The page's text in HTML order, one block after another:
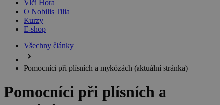
Vlčí Hora
O Nobilis Tilia
Kurzy
E-shop
Všechny články
Pomocníci při plísních a mykózách (aktuální stránka)
Pomocníci při plísních a